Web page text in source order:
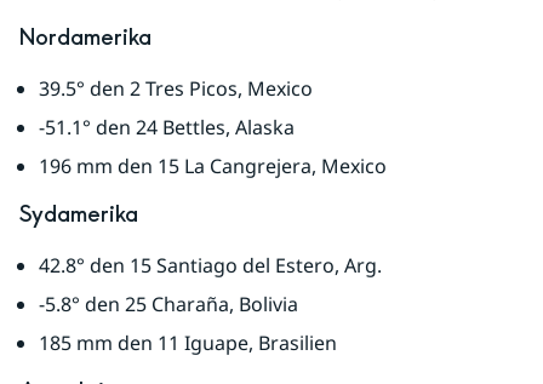
Nordamerika
39.5° den 2 Tres Picos, Mexico
-51.1° den 24 Bettles, Alaska
196 mm den 15 La Cangrejera, Mexico
Sydamerika
42.8° den 15 Santiago del Estero, Arg.
-5.8° den 25 Charaña, Bolivia
185 mm den 11 Iguape, Brasilien